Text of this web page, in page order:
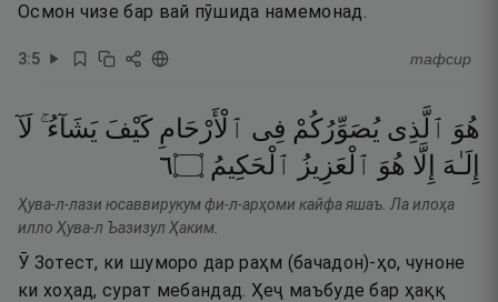
Осмон чизе бар вай пӯшида намемонад.
3:5 тафсир
هُوَ ٱلَّذِى يُصَوِّرُكُمْ فِى ٱلْأَرْحَامِ كَيْفَ يَشَآءُ ۚ لَآ
إِلَـٰهَ
إِلَّا هُوَ ٱلْعَزِيزُ ٱلْحَكِيمُ ۝٦
Ҳува-л-лази юсаввирукум фи-л-арҳоми кайфа яшаъ. Ла илоҳа
илло Ҳува-л Ъазизул Ҳаким.
Ӯ Зотест, ки шуморо дар раҳм (бачадон)-ҳо, чуноне
ки хоҳад, сурат мебандад. Ҳеҷ маъбуде бар ҳаққ